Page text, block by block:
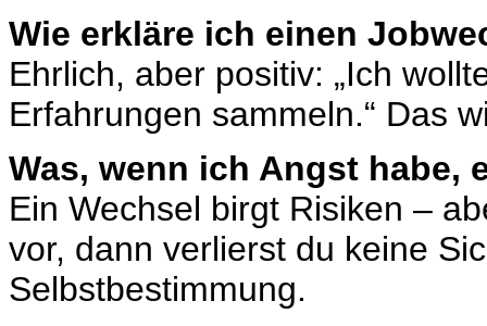
Wie erkläre ich einen
Ehrlich, aber positiv: „Ich
Erfahrungen sammeln.“ Das
Was, wenn ich Angst habe,
Ein Wechsel birgt Risiken –
vor, dann verlierst du keine
Selbstbestimmung.